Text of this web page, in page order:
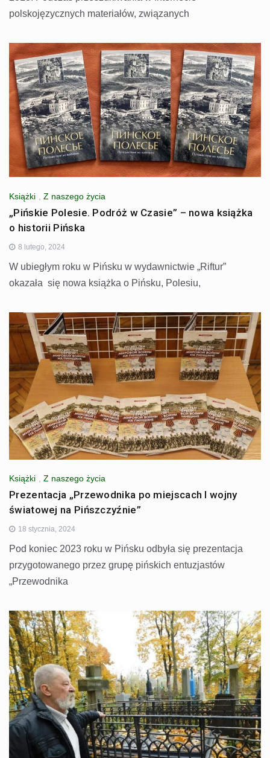
polskojęzycznych materiałów, związanych
Książki Z naszego życia
„Pińskie Polesie. Podróż w Czasie” – nowa książka
o historii Pińska
8 lutego, 2024
W ubiegłym roku w Pińsku w wydawnictwie „Riftur”
okazała się nowa książka o Pińsku, Polesiu,
Książki Z naszego życia
Prezentacja „Przewodnika po miejscach I wojny
światowej na Pińszczyźnie”
18 stycznia, 2024
Pod koniec 2023 roku w Pińsku odbyła się prezentacja
przygotowanego przez grupę pińskich entuzjastów
„Przewodnika